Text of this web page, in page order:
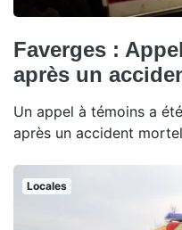
Faverges :
après un
Un appel à témoins a
après un accident
Locales